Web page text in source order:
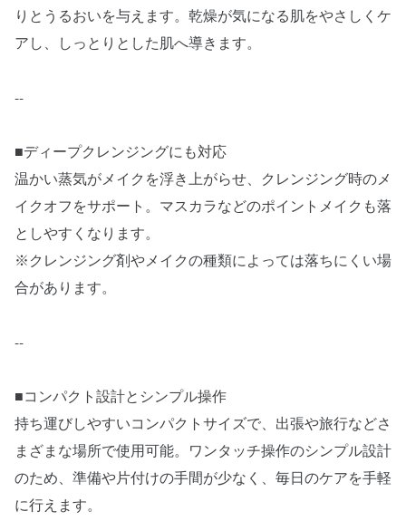
りとうるおいを与えます。乾燥が気になる肌をやさしくケ
アし、しっとりとした肌へ導きます。
--
■ディープクレンジングにも対応
温かい蒸気がメイクを浮き上がらせ、クレンジング時のメ
イクオフをサポート。マスカラなどのポイントメイクも落
としやすくなります。
※クレンジング剤やメイクの種類によっては落ちにくい場
合があります。
--
■コンパクト設計とシンプル操作
持ち運びしやすいコンパクトサイズで、出張や旅行などさ
まざまな場所で使用可能。ワンタッチ操作のシンプル設計
のため、準備や片付けの手間が少なく、毎日のケアを手軽
に行えます。